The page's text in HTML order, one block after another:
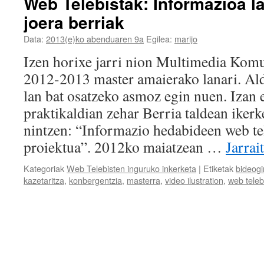
joera berriak
Data: 2013(e)ko abenduaren 9a Egilea: marijo
Izen horixe jarri nion Multimedia
2012-2013 master amaierako lanari.
lan bat osatzeko asmoz egin nuen. Izan
praktikaldian zehar Berria taldean
nintzen: “Informazio hedabideen web
proiektua”. 2012ko maiatzean …
KategoriakWeb Telebisten inguruko inkerketa | Etiketak
kazetaritza, konbergentzia, masterra, video ilustration, web